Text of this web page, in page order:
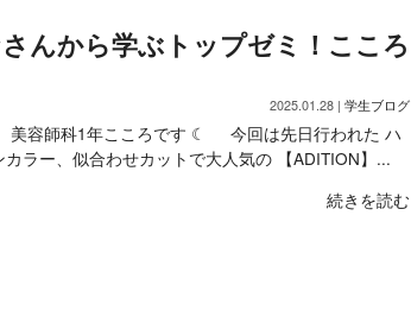
んから学ぶトップゼミ！こころ
2025.01.28 | 学生ブログ
美容師科1年こころです ☾ 今回は先日行われた ハ
ラー、似合わせカットで大人気の 【ADITION】...
続きを読む